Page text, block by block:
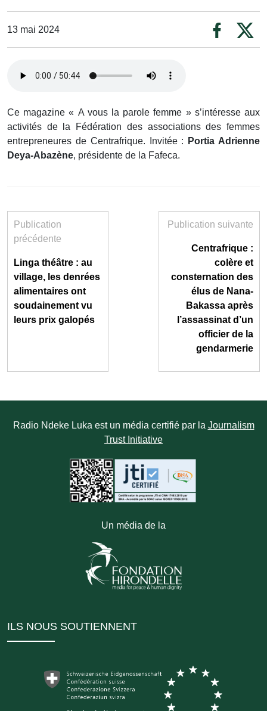
13 mai 2024
Ce magazine « A vous la parole femme » s’intéresse aux
activités de la Fédération des associations des femmes
entrepreneures de Centrafrique. Invitée :
Portia Adrienne
Deya-Abazène, présidente de la Fafeca.
Publication
précédente
Linga théâtre : au
village, les denrées
alimentaires ont
soudainement vu
leurs prix galopés
Publication suivante
Centrafrique :
colère et
consternation des
élus de Nana-
Bakassa après
l’assassinat d’un
officier de la
gendarmerie
Radio Ndeke Luka est un média certifié par la Journalism
Trust Initiative
Un média de la
ILS NOUS SOUTIENNENT